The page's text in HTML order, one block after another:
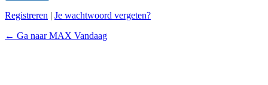
Registreren | Je wachtwoord vergeten?
← Ga naar MAX Vandaag